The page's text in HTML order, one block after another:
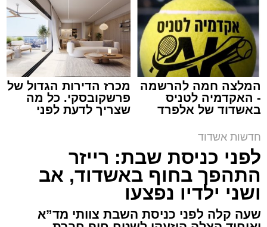
ארכיון המשטרה
עופר אשטוקר / 21:28 08.08.26
תגים:משטרת אשדוד, פריצה לבית באשדוד
תושב אשקלון בן 30 נעצר השבוע באשדוד לאחר
שנתפס ברחוב כשברשותו רכוש החשוד כגנוב,
ובהמשך הובא לבית משפט השלום באשקלון,
המלצה חמה להרשמה
- האקדמיה לטניס
באשדוד של אלפרד
מכרז הדירות הגדול של
פרשקובסקי. כל מה
שצריך לדעת לפני
חדשות אשדוד
לפני כניסת שבת: רייזר
התהפך בחוף באשדוד, אב
ושני ילדיו נפצעו
שעה קלה לפני כניסת השבת צוותי מד”א